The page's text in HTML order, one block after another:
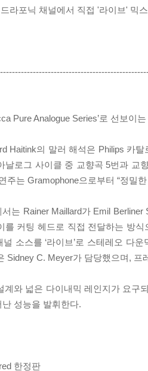
라포닉 채널에서 직접 '라이브' 믹
Pure Analogue Series’로 선보이
Haitink의 말러 해석은 Philips 카
날로그 사이클 중 교향곡 5번과 교
주는 Gramophone으로부터 “정밀
는 Rainer Maillard가 Emil
를 커팅 헤드로 직접 전달하는 방
널 소스를 ‘라이브’로 스테레오 다
Sidney C. Meyer가 담당했으며, 프
계와 넓은 다이내믹 레인지가 요구
성능을 발휘한다.
한정판